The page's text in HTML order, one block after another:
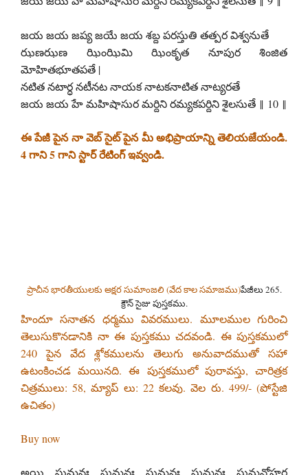
జయ జయ జప్య జయే జయ శబ్ద పరస్తుతి తత్పర విశ్వనుతే
ఝణఝణ ఝింఝిమి ఝింకృత నూపుర శింజిత
మోహితభూతపతే |
నటిత నటార్ధ నటీనట నాయక నాటకనాటిత నాట్యరతే
జయ జయ హే మహిషాసుర మర్దిని రమ్యకపర్దిని శైలసుతే ‖ 10 ‖
ఈ పేజీ పైన నా వెబ్ సైట్ పైన మీ అభిప్రాయాన్ని తెలియజేయండి.
4 గాని 5 గాని స్టార్ రేటింగ్ ఇవ్వండి.
ప్రాచీన భారతీయులకు అక్షర సుమాంజలి (వేద కాల సమాజము)పేజీలు 265.
క్రౌన్ సైజు పుస్తకము.
హిందూ సనాతన ధర్మము వివరములు. మూలముల గురించి
తెలుసుకొనడానికి నా ఈ పుస్తకము చదవండి. ఈ పుస్తకములో
240 పైన వేద శ్లోకములను తెలుగు అనువాదముతో సహా
ఉటంకించడ మయినది. ఈ పుస్తకములో పురావస్తు, చారిత్రక
చిత్రములు: 58, మ్యాప్ లు: 22 కలవు. వెల రు. 499/- (పోస్టేజి
ఉచితం)
Buy now
అయి సుమనః సుమనః సుమనః సుమనః సుమనోహర